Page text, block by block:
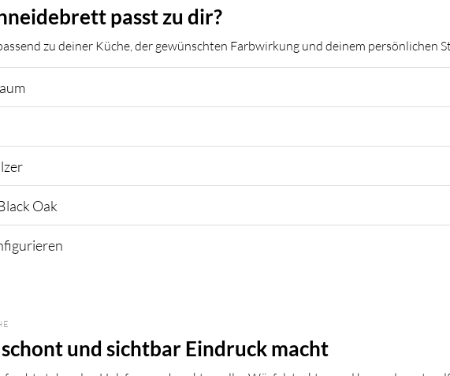
passt zu dir?
zu deiner Küche, der gewünschten Farbwirkung und deinem persönlichen
Oak
und sichtbar Eindruck macht